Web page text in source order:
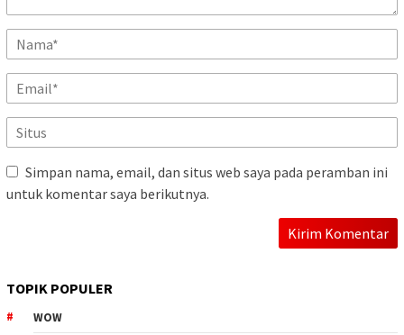
Simpan nama, email, dan situs web saya pada peramban ini
untuk komentar saya berikutnya.
TOPIK POPULER
WOW